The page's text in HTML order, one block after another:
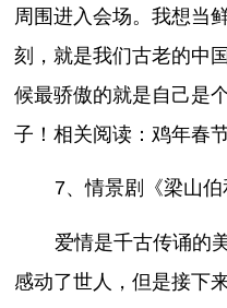
周围进入会场。我想当
刻，就是我们古老的中
候最骄傲的就是自己是
子！相关阅读：鸡年春
7、情景剧《梁山伯
爱情是千古传诵的
感动了世人，但是接下